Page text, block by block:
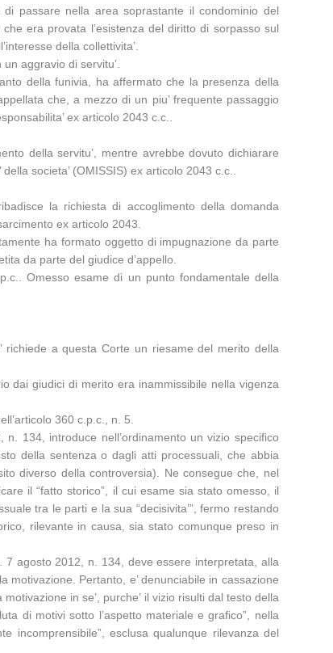
di passare nella area soprastante il condominio del
era provata l’esistenza del diritto di sorpasso sul
della collettivita’.
aggravio di servitu’.
della funivia, ha affermato che la presenza della
che, a mezzo di un piu’ frequente passaggio
ex articolo 2043 c.c..
della servitu’, mentre avrebbe dovuto dichiarare
societa’ (OMISSIS) ex articolo 2043 c.c..
la richiesta di accoglimento della domanda
ex articolo 2043.
ha formato oggetto di impugnazione da parte
da parte del giudice d’appello.
Omesso esame di un punto fondamentale della
richiede a questa Corte un riesame del merito della
dai giudici di merito era inammissibile nella vigenza
360 c.p.c., n. 5.
134, introduce nell’ordinamento un vizio specifico
della sentenza o dagli atti processuali, che abbia
diverso della controversia). Ne consegue che, nel
il “fatto storico”, il cui esame sia stato omesso, il
tra le parti e la sua “decisivita’”, fermo restando
rilevante in causa, sia stato comunque preso in
agosto 2012, n. 134, deve essere interpretata, alla
motivazione. Pertanto, e’ denunciabile in cassazione
in se’, purche’ il vizio risulti dal testo della
di motivi sotto l’aspetto materiale e grafico”, nella
incomprensibile”, esclusa qualunque rilevanza del